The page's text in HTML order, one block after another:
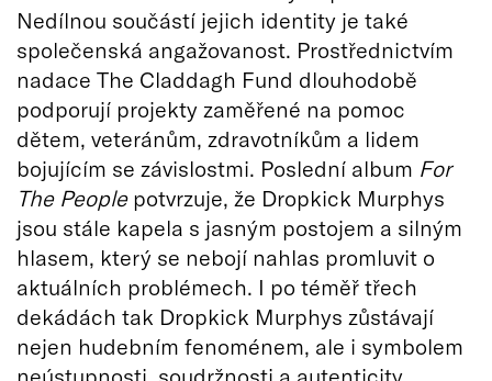
Nedílnou součástí jejich identity je také
společenská angažovanost. Prostřednictvím
nadace The Claddagh Fund dlouhodobě
podporují projekty zaměřené na pomoc
dětem, veteránům, zdravotníkům a lidem
bojujícím se závislostmi. Poslední album For
The Peoplepotvrzuje, že Dropkick Murphys
jsou stále kapela s jasným postojem a silným
hlasem, který se nebojí nahlas promluvit o
aktuálních problémech. I po téměř třech
dekádách tak Dropkick Murphys zůstávají
nejen hudebním fenoménem, ale i symbolem
neústupnosti, soudržnosti a autenticity.